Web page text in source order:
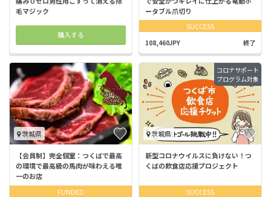
毛マジック
購入する
ータブル爪切り
SUCCESS
108,460JPY 終了
茨城県
【会員制】完全個室：つくばで最高
の環境で最高級の馬肉が味わえる唯
一のお店
FUNDED
コロナサポート
プログラム対象
茨城県
新型コロナウイルスに負けない！つ
くばの飲食店応援プロジェクト
SUCCESS